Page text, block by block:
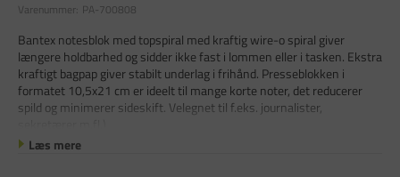
Varenummer: PA-700808
Bantex notesblok med topspiral med kraftig wire-o spiral giver
længere holdbarhed og sidder ikke fast i lommen eller i tasken. Ekstra
kraftigt bagpap giver stabilt underlag i frihånd. Presseblokken i
formatet 10,5x21 cm er ideelt til mange korte noter, det reducerer
spild og minimerer sideskift. Velegnet til f.eks. journalister,
Læs mere